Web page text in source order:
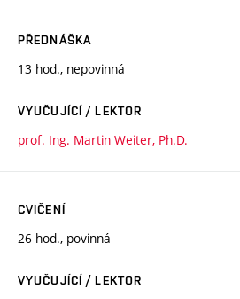
PŘEDNÁŠKA
13 hod., nepovinná
VYUČUJÍCÍ / LEKTOR
prof. Ing. Martin Weiter, Ph.D.
CVIČENÍ
26 hod., povinná
VYUČUJÍCÍ / LEKTOR